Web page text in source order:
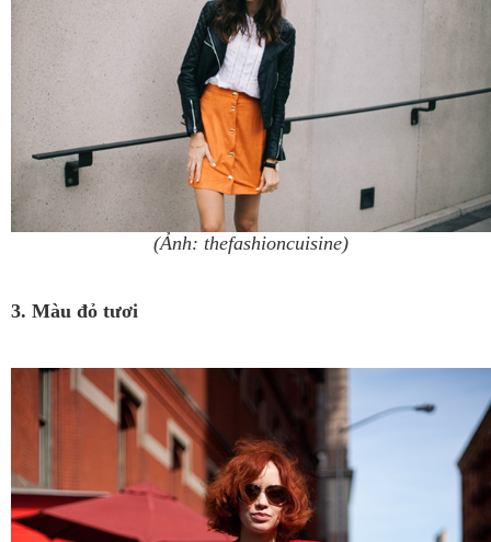
(Ảnh: thefashioncuisine)
3. Màu đỏ tươi